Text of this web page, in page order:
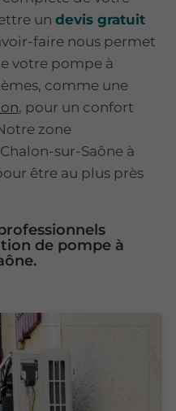
undevis gratuit
faire nous permet
votre pompe à
comme une
, pour un confort
zone
sur-Saône à
être au plus près
de pompe à